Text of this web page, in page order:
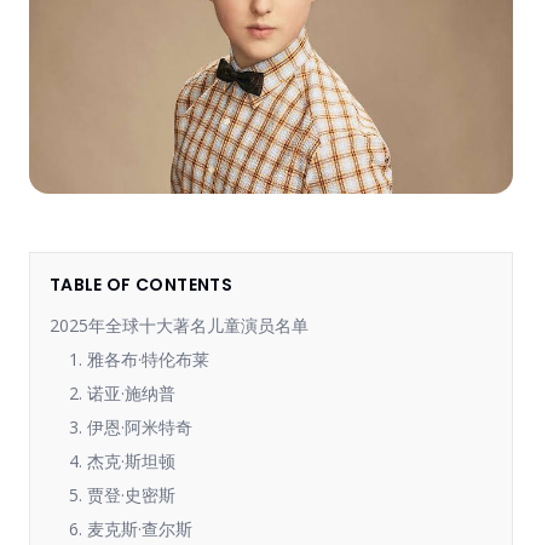
TABLE OF CONTENTS
2025年全球十大著名儿童演员名单
1. 雅各布·特伦布莱
2. 诺亚·施纳普
3. 伊恩·阿米特奇
4. 杰克·斯坦顿
5. 贾登·史密斯
6. 麦克斯·查尔斯